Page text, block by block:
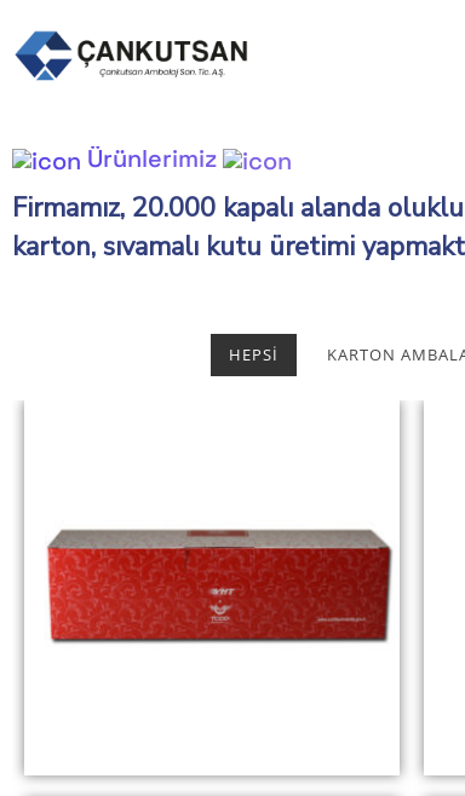
Ürünlerimiz
Firmamız, 20.000 kapalı alanda
karton, sıvamalı kutu üretimi
HEPSI KARTON